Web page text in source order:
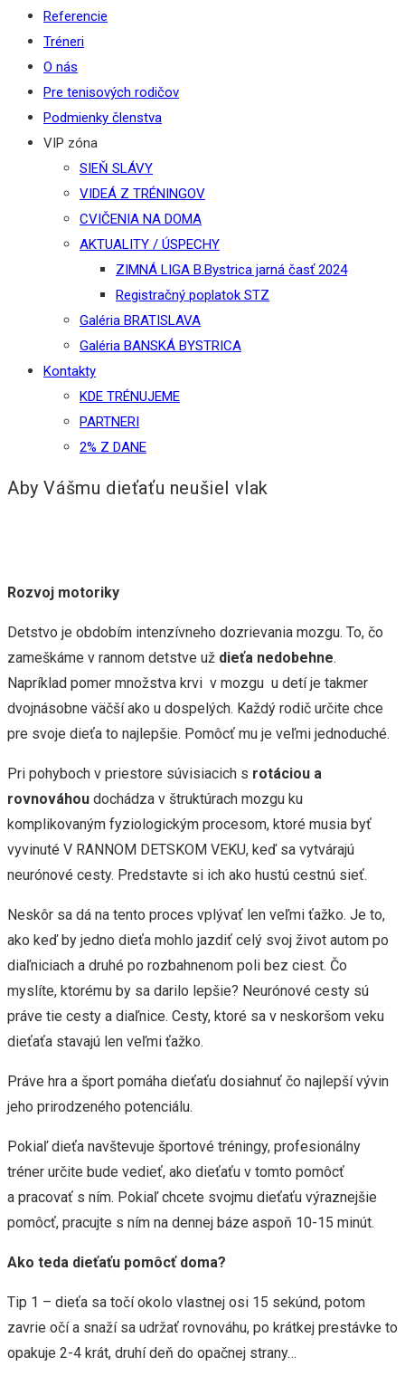
Referencie
Tréneri
O nás
Pre tenisových rodičov
Podmienky členstva
VIP zóna
SIEŇ SLÁVY
VIDEÁ Z TRÉNINGOV
CVIČENIA NA DOMA
AKTUALITY / ÚSPECHY
ZIMNÁ LIGA B.Bystrica jarná časť 2024
Registračný poplatok STZ
Galéria BRATISLAVA
Galéria BANSKÁ BYSTRICA
Kontakty
KDE TRÉNUJEME
PARTNERI
2% Z DANE
Aby Vášmu dieťaťu neušiel vlak
Rozvoj motoriky
Detstvo je obdobím intenzívneho dozrievania mozgu. To, čo
zameškáme v rannom detstve už dieťa nedobehne.
Napríklad pomer množstva krvi v mozgu u detí je takmer
dvojnásobne väčší ako u dospelých. Každý rodič určite chce
pre svoje dieťa to najlepšie. Pomôcť mu je veľmi jednoduché.
Pri pohyboch v priestore súvisiacich s rotáciou a
rovnováhou dochádza v štruktúrach mozgu ku
komplikovaným fyziologickým procesom, ktoré musia byť
vyvinuté V RANNOM DETSKOM VEKU, keď sa vytvárajú
neurónové cesty. Predstavte si ich ako hustú cestnú sieť.
Neskôr sa dá na tento proces vplývať len veľmi ťažko. Je to,
ako keď by jedno dieťa mohlo jazdiť celý svoj život autom po
diaľniciach a druhé po rozbahnenom poli bez ciest. Čo
myslíte, ktorému by sa darilo lepšie? Neurónové cesty sú
práve tie cesty a diaľnice. Cesty, ktoré sa v neskoršom veku
dieťaťa stavajú len veľmi ťažko.
Práve hra a šport pomáha dieťaťu dosiahnuť čo najlepší vývin
jeho prirodzeného potenciálu.
Pokiaľ dieťa navštevuje športové tréningy, profesionálny
tréner určite bude vedieť, ako dieťaťu v tomto pomôcť
a pracovať s ním. Pokiaľ chcete svojmu dieťaťu výraznejšie
pomôcť, pracujte s ním na dennej báze aspoň 10-15 minút.
Ako teda dieťaťu pomôcť doma?
Tip 1 – dieťa sa točí okolo vlastnej osi 15 sekúnd, potom
zavrie očí a snaží sa udržať rovnováhu, po krátkej prestávke to
opakuje 2-4 krát, druhí deň do opačnej strany…